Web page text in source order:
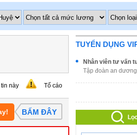
tin này Tố cáo
BẤM ĐÂY
TUYỂN DỤNG
Nhân viên tư vấn
Tập đoàn an dương